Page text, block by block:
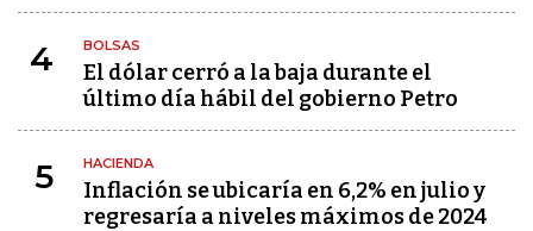
4 BOLSAS
El dólar cerró a la baja durante el
último día hábil del gobierno Petro
5 HACIENDA
Inflación se ubicaría en 6,2% en julio y
regresaría a niveles máximos de 2024